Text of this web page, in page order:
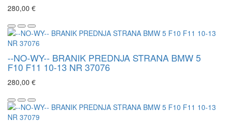
280,00 €
--NO-WY-- BRANIK PREDNJA STRANA BMW 5
F10 F11 10-13 NR 37076
280,00 €